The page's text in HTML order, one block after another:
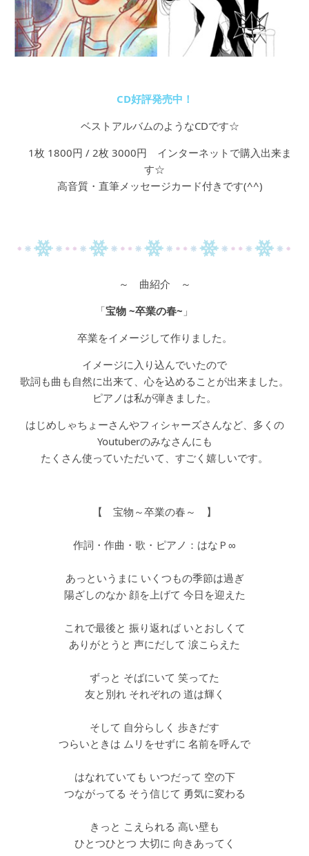
CD好評発売中！
ベストアルバムのようなCDです☆
1枚 1800円 / 2枚 3000円 インターネットで購入出来ま
す☆
高音質・直筆メッセージカード付きです(^^)
～ 曲紹介 ～
「宝物 ~卒業の春~ 」
卒業をイメージして作りました。
イメージに入り込んでいたので
歌詞も曲も自然に出来て、心を込めることが出来ました。
ピアノは私が弾きました。
はじめしゃちょーさんやフィシャーズさんなど、多くの
Youtuberのみなさんにも
たくさん使っていただいて、すごく嬉しいです。
【 宝物～卒業の春～ 】
作詞・作曲・歌・ピアノ：はなＰ∞
あっというまに いくつもの季節は過ぎ
陽ざしのなか 顔を上げて 今日を迎えた
これで最後と 振り返れば いとおしくて
ありがとうと 声にだして 涙こらえた
ずっと そばにいて 笑ってた
友と別れ それぞれの 道は輝く
そして 自分らしく 歩きだす
つらいときは ムリをせずに 名前を呼んで
はなれていても いつだって 空の下
つながってる そう信じて 勇気に変わる
きっと こえられる 高い壁も
ひとつひとつ 大切に 向きあってく